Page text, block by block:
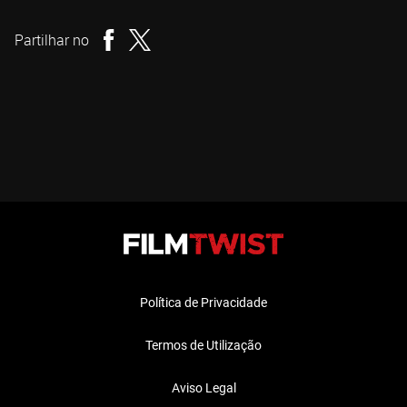
Partilhar no
Política de Privacidade
Termos de Utilização
Aviso Legal